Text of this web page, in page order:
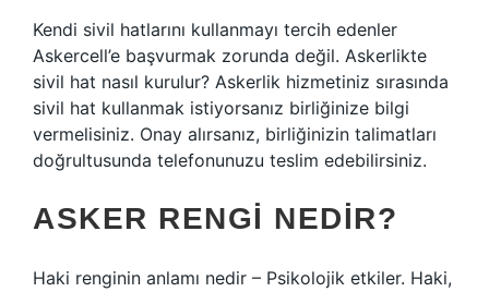
Kendi sivil hatlarını kullanmayı tercih edenler
Askercell’e başvurmak zorunda değil. Askerlikte
sivil hat nasıl kurulur? Askerlik hizmetiniz sırasında
sivil hat kullanmak istiyorsanız birliğinize bilgi
vermelisiniz. Onay alırsanız, birliğinizin talimatları
doğrultusunda telefonunuzu teslim edebilirsiniz.
ASKER RENGI NEDIR?
Haki renginin anlamı nedir – Psikolojik etkiler. Haki,